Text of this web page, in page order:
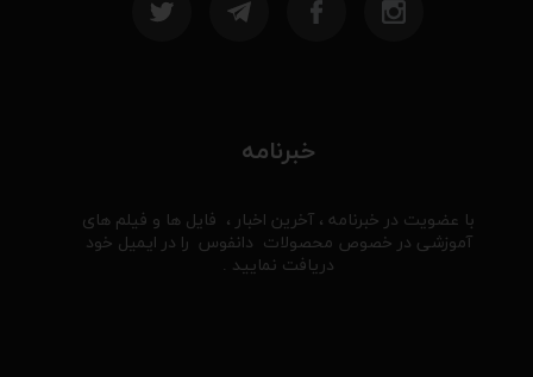
خبرنامه
با عضویت در خبرنامه ، آخرین اخبار ، فایل ها و فیلم های
آموزشی در خصوص محصولات دانفوس را در ایمیل خود
دریافت نمایید .